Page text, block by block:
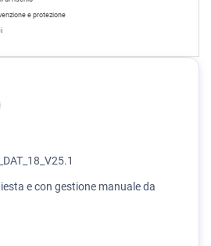
e protezione
e con gestione manuale da